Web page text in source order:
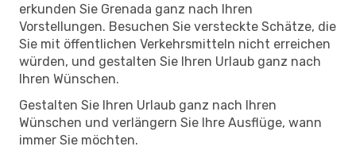
erkunden Sie Grenada ganz nach Ihren
Vorstellungen. Besuchen Sie versteckte Schätze, die
Sie mit öffentlichen Verkehrsmitteln nicht erreichen
würden, und gestalten Sie Ihren Urlaub ganz nach
Ihren Wünschen.
Gestalten Sie Ihren Urlaub ganz nach Ihren
Wünschen und verlängern Sie Ihre Ausflüge, wann
immer Sie möchten.